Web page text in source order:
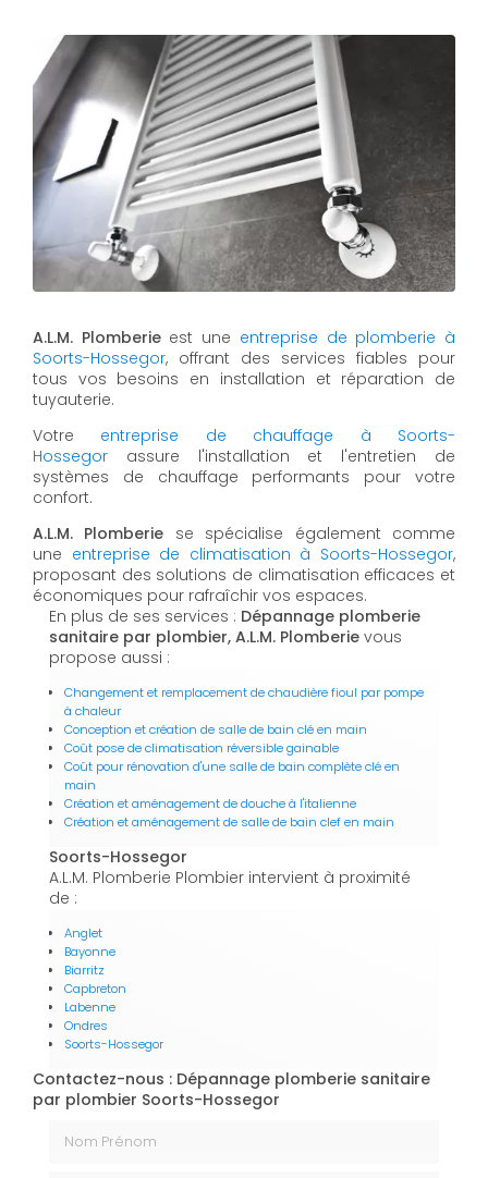
A.L.M. Plomberieest une entreprise de plomberie à
Soorts-Hossegor, offrant des services fiables pour
tous vos besoins en installation et réparation de
tuyauterie.
Votre entreprise de chauffage à Soorts-
Hossegor assure l'installation et l'entretien de
systèmes de chauffage performants pour votre
confort.
A.L.M. Plomberie se spécialise également comme
une entreprise de climatisation à Soorts-Hossegor,
proposant des solutions de climatisation efficaces et
économiques pour rafraîchir vos espaces.
En plus de ses services : Dépannage plomberie
sanitaire par plombier, A.L.M. Plomberie vous
propose aussi :
Changement et remplacement de chaudière fioul par pompe
à chaleur
Conception et création de salle de bain clé en main
Coût pose de climatisation réversible gainable
Coût pour rénovation d'une salle de bain complète clé en
main
Création et aménagement de douche à l'italienne
Création et aménagement de salle de bain clef en main
Soorts-Hossegor
A.L.M. Plomberie Plombier intervient à proximité
de :
Anglet
Bayonne
Biarritz
Capbreton
Labenne
Ondres
Soorts-Hossegor
Contactez-nous : Dépannage plomberie sanitaire
par plombier Soorts-Hossegor